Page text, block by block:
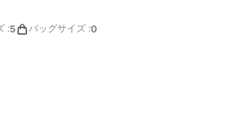
:5 バッグサイズ :0